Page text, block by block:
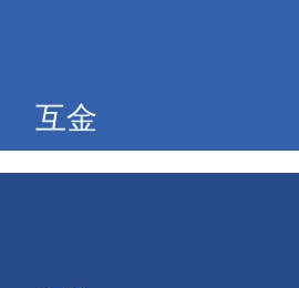
互金